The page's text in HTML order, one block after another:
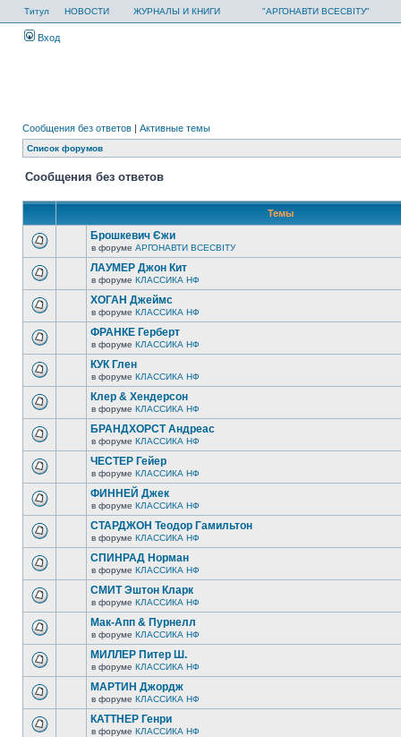
Титул НОВОСТИ ЖУРНАЛЫ И КНИГИ "АРГОНАВТИ ВСЕСВІТУ"
Вход
Сообщения без ответов | Активные темы
Список форумов
Сообщения без ответов
Темы
Брошкевич Єжи
в форуме АРГОНАВТИ ВСЕСВIТУ
ЛАУМЕР Джон Кит
в форуме КЛАССИКА НФ
ХОГАН Джеймс
в форуме КЛАССИКА НФ
ФРАНКЕ Герберт
в форуме КЛАССИКА НФ
КУК Глен
в форуме КЛАССИКА НФ
Клер & Хендерсон
в форуме КЛАССИКА НФ
БРАНДХОРСТ Андреас
в форуме КЛАССИКА НФ
ЧЕСТЕР Гейер
в форуме КЛАССИКА НФ
ФИННЕЙ Джек
в форуме КЛАССИКА НФ
СТАРДЖОН Теодор Гамильтон
в форуме КЛАССИКА НФ
СПИНРАД Норман
в форуме КЛАССИКА НФ
СМИТ Эштон Кларк
в форуме КЛАССИКА НФ
Мак-Апп & Пурнелл
в форуме КЛАССИКА НФ
МИЛЛЕР Питер Ш.
в форуме КЛАССИКА НФ
МАРТИН Джордж
в форуме КЛАССИКА НФ
КАТТНЕР Генри
в форуме КЛАССИКА НФ